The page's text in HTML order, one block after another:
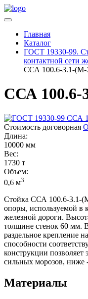
Главная
Каталог
ГОСТ 19330-99.
контактной сети
ССА 100.6-3.1-
ССА
Стоимость договорная
Длина:
10000 мм
Вес:
1730 т
Объем:
0,6 м3
Стойка ССА 100.6-3.1-
опоры, используемой в
железной дороги.
толщине стенок 60 мм.
раздельное крепление
способности
конструкции позволяет
сильных морозов, ниже
Материалы